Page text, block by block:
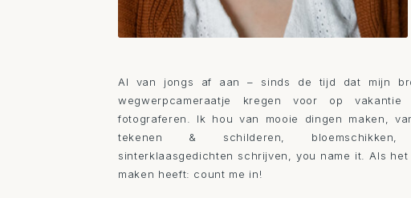
Al van jongs af aan – sinds de tijd dat mijn
wegwerpcameraatje kregen voor op
fotograferen. Ik hou van mooie dingen maken,
tekenen & schilderen,
sinterklaasgedichten schrijven, you name it. Als
maken heeft: count me in!